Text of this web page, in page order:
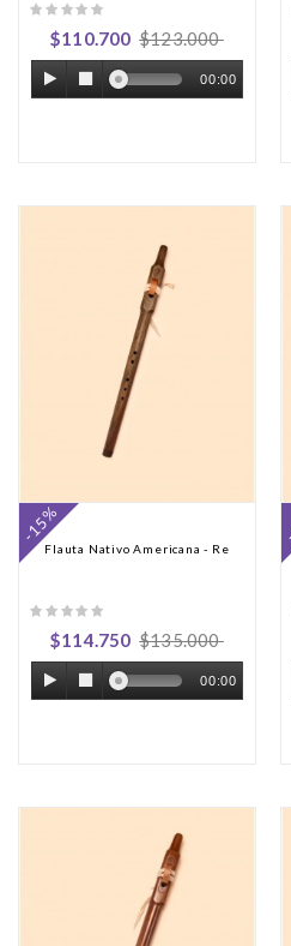
$110.700 $123.000
00:00
Flauta Nativo Americana - Re
$114.750 $135.000
00:00
-15%